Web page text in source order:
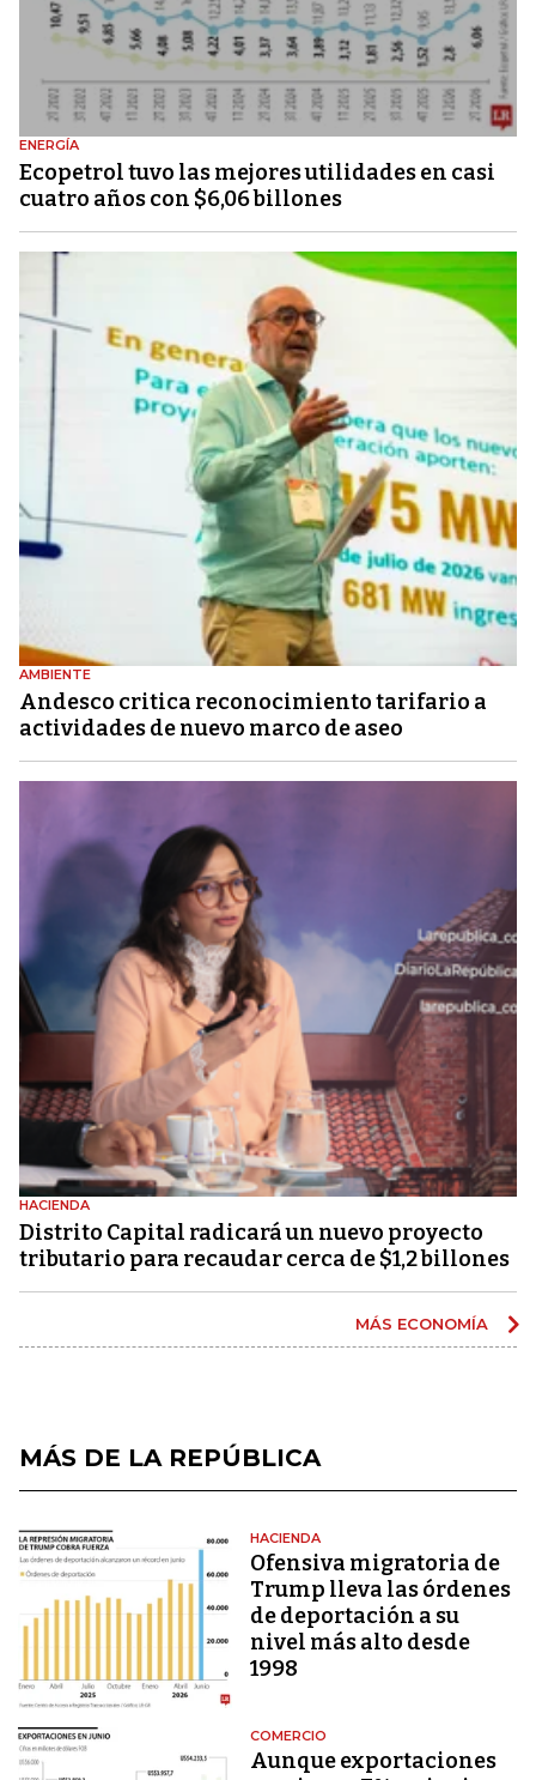
ENERGÍA
Ecopetrol tuvo las mejores utilidades en casi
cuatro años con $6,06 billones
AMBIENTE
Andesco critica reconocimiento tarifario a
actividades de nuevo marco de aseo
HACIENDA
Distrito Capital radicará un nuevo proyecto
tributario para recaudar cerca de $1,2 billones
MÁS ECONOMÍA
MÁS DE LA REPÚBLICA
HACIENDA
Ofensiva migratoria de
Trump lleva las órdenes
de deportación a su
nivel más alto desde
1998
COMERCIO
Aunque exportaciones